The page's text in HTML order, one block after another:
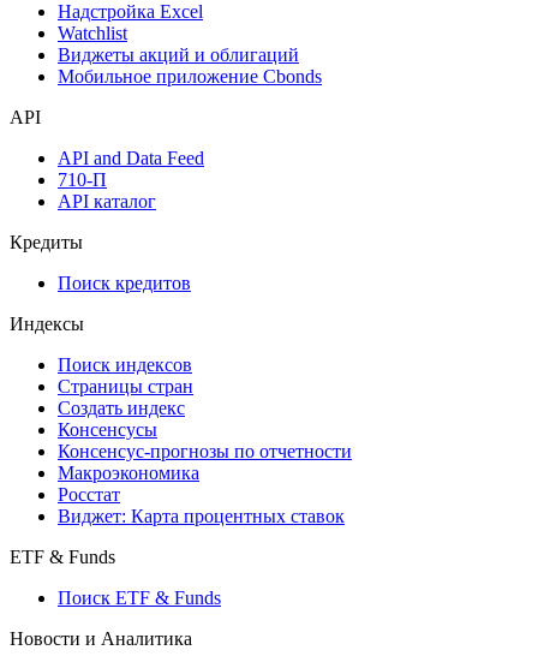
Надстройка Excel
Watchlist
Виджеты акций и облигаций
Мобильное приложение Cbonds
API
API and Data Feed
710-П
API каталог
Кредиты
Поиск кредитов
Индексы
Поиск индексов
Страницы стран
Создать индекс
Консенсусы
Консенсус-прогнозы по отчетности
Макроэкономика
Росстат
Виджет: Карта процентных ставок
ETF & Funds
Поиск ETF & Funds
Новости и Аналитика